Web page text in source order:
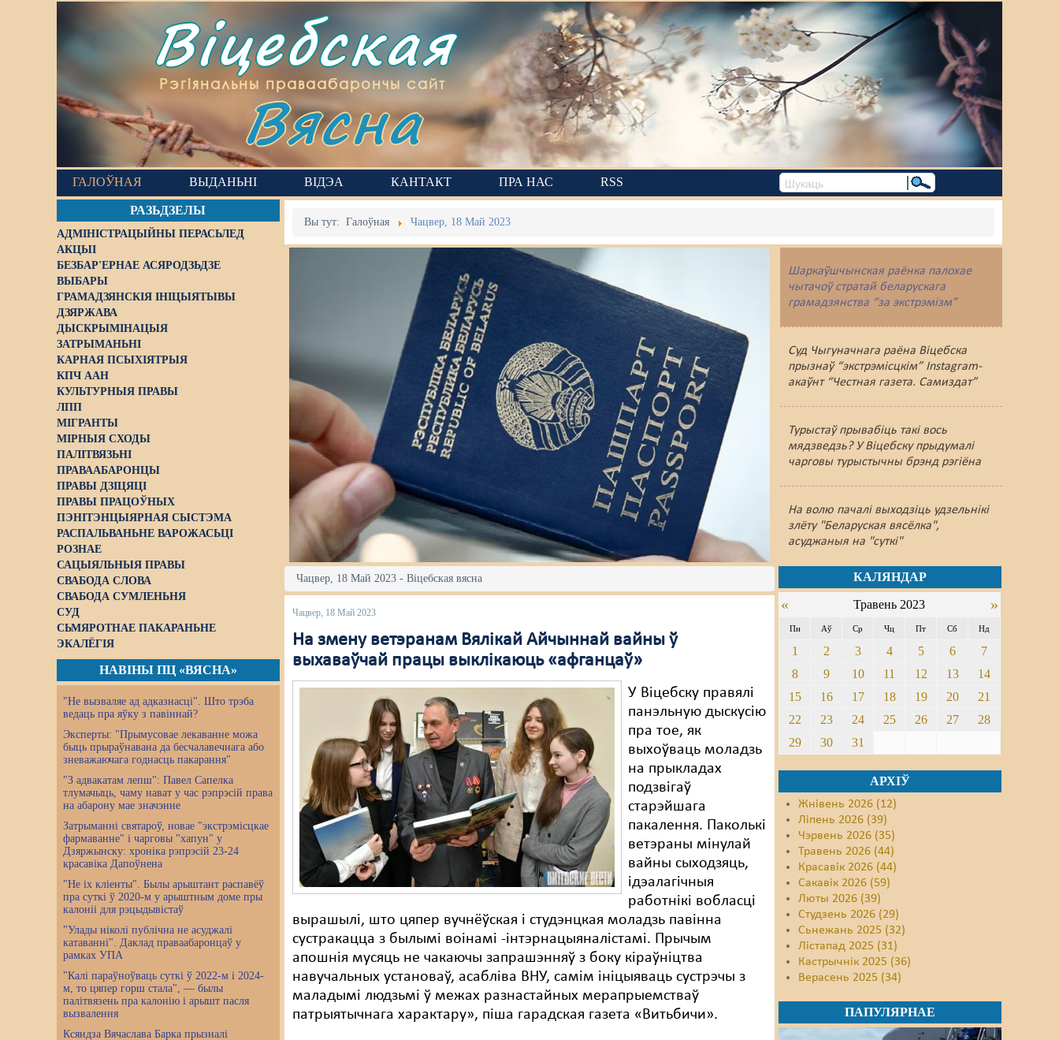
Віцебская
Рэгіянальны праваабарончы сайт
Вясна
ГАЛОЎНАЯ ВЫДАНЬНІ ВІДЭА КАНТАКТ ПРА НАС RSS
РАЗЬДЗЕЛЫ
АДМІНІСТРАЦЫЙНЫ ПЕРАСЬЛЕД
АКЦЫІ
БЕЗБАР'ЕРНАЕ АСЯРОДЗЬДЗЕ
ВЫБАРЫ
ГРАМАДЗЯНСКІЯ ІНІЦЫЯТЫВЫ
ДЗЯРЖАВА
ДЫСКРЫМІНАЦЫЯ
ЗАТРЫМАНЬНІ
КАРНАЯ ПСЫХІЯТРЫЯ
КПЧ ААН
КУЛЬТУРНЫЯ ПРАВЫ
ЛПП
МІГРАНТЫ
МІРНЫЯ СХОДЫ
ПАЛІТВЯЗЬНІ
ПРАВААБАРОНЦЫ
ПРАВЫ ДЗІЦЯЦІ
ПРАВЫ ПРАЦОЎНЫХ
ПЭНІТЭНЦЫЯРНАЯ СЫСТЭМА
РАСПАЛЬВАНЬНЕ ВАРОЖАСЬЦІ
РОЗНАЕ
САЦЫЯЛЬНЫЯ ПРАВЫ
СВАБОДА СЛОВА
СВАБОДА СУМЛЕНЬНЯ
СУД
СЬМЯРОТНАЕ ПАКАРАНЬНЕ
ЭКАЛЁГІЯ
НАВІНЫ ПЦ «ВЯСНА»
"Не вызваляе ад адказнасці". Што трэба
ведаць пра яўку з павіннай?
Эксперты: "Прымусовае лекаванне можа
быць прыраўнавана да бесчалавечнага або
зневажаючага годнасць пакарання"
"З адвакатам лепш": Павел Сапелка
тлумачыць, чаму нават у час рэпрэсій права
на абарону мае значэнне
Затрыманні святароў, новае "экстрэмісцкае
фармаванне" і чарговы "хапун" у
Дзяржынску: хроніка рэпрэсій 23-24
красавіка Дапоўнена
"Не іх кліенты". Былы арыштант распавёў
пра суткі ў 2020-м у арыштным доме пры
калоніі для рэцыдывістаў
"Улады ніколі публічна не асуджалі
катаванні". Даклад праваабаронцаў у
рамках УПА
"Калі параўноўваць суткі ў 2022-м і 2024-
м, то цяпер горш стала", — былы
палітвязень пра калонію і арышт пасля
вызвалення
Ксяндза Вячаслава Барка прызналі
Вы тут:Галоўная Чацвер, 18 Май 2023
Шаркаўшчынская раёнка палохае
чытачоў стратай беларускага
грамадзянства “за экстрэмізм”
Суд Чыгуначнага раёна Віцебска
прызнаў “экстрэмісцкім” Instagram-
акаўнт “Честная газета. Самиздат”
Турыстаў прывабіць такі вось
мядзведзь? У Віцебску прыдумалі
чарговы турыстычны брэнд рэгіёна
На волю пачалі выходзіць удзельнікі
злёту "Беларуская вясёлка",
асуджаныя на "суткі"
Чацвер, 18 Май 2023 - Віцебская вясна
Чацвер, 18 Май 2023
На змену ветэранам Вялікай Айчыннай вайны ў
выхаваўчай працы выклікаюць «афганцаў»
У Віцебску правялі
панэльную дыскусію
пра тое, як
выхоўваць моладзь
на прыкладах
подзвігаў
старэйшага
пакалення. Паколькі
ветэраны мінулай
вайны сыходзяць,
ідэалагічныя
работнікі вобласці
вырашылі, што цяпер вучнёўская і студэнцкая моладзь павінна
сустракацца з былымі воінамі -інтэрнацыяналістамі. Прычым
апошнія мусяць не чакаючы запрашэнняў з боку кіраўніцтва
навучальных установаў, асабліва ВНУ, самім ініцыяваць сустрэчы з
маладымі людзьмі ў межах разнастайных мерапрыемстваў
патрыятычнага характару», піша гарадская газета «Витьбичи».
КАЛЯНДАР
« Травень 2023 »
Пн Аў Ср Чц Пт Сб Нд
1 2 3 4 5 6
7
8
9 10 11 12 13
14
15
16 17 18 19 20
21
22
23 24 25 26 27
28
29
30 31
АРХІЎ
Жнівень 2026 (12)
Ліпень 2026 (39)
Чэрвень 2026 (35)
Травень 2026 (44)
Красавік 2026 (44)
Сакавік 2026 (59)
Люты 2026 (39)
Студзень 2026 (29)
Сьнежань 2025 (32)
Лістапад 2025 (31)
Кастрычнік 2025 (36)
Верасень 2025 (34)
ПАПУЛЯРНАЕ